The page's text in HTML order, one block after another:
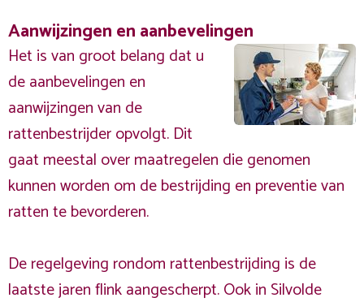
Aanwijzingen en aanbevelingen
Het is van groot belang dat u
de aanbevelingen en
aanwijzingen van de
rattenbestrijder opvolgt. Dit
gaat meestal over maatregelen die genomen
kunnen worden om de bestrijding en preventie van
ratten te bevorderen.
De regelgeving rondom rattenbestrijding is de
laatste jaren flink aangescherpt. Ook in Silvolde